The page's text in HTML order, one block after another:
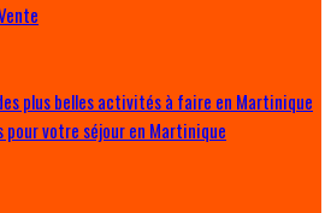
plus belles activités à faire en Martinique
pour votre séjour en Martinique